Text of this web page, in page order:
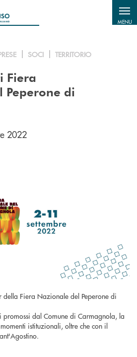
MENU
SOCI TERRITORIO
Fiera
Peperone di
2022
della Fiera Nazionale del Peperone di
dal Comune di Carmagnola, la
istituzionali, oltre che con il